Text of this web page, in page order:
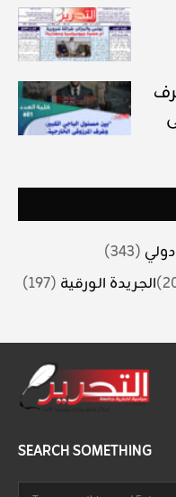
(343)
الجريدة الورقية (197)
SEARCH SOMETHING